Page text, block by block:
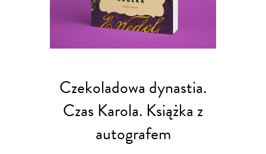
Czekoladowa dynastia.
Czas Karola. Książka z
autografem